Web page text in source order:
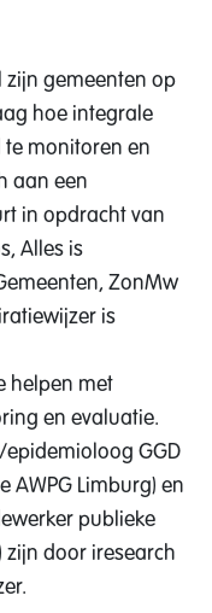
zijn gemeenten op
hoe integrale
monitoren en
aan een
in opdracht van
Alles is
ZonMw
is
helpen met
en evaluatie.
GGD
AWPG Limburg) en
publieke
door iresearch